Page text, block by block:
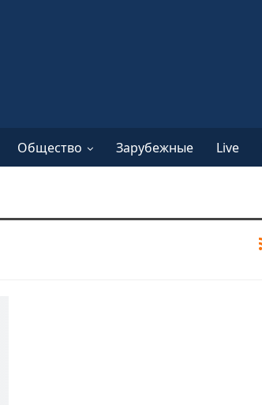
Общество Зарубежные Live